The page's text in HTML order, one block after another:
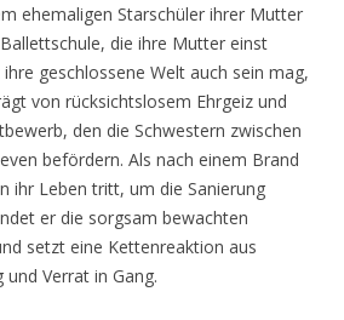
ehemaligen Starschüler ihrer Mutter
die ihre Mutter einst
geschlossene Welt auch sein mag,
von rücksichtslosem Ehrgeiz und
den die Schwestern zwischen
befördern. Als nach einem Brand
ihr Leben tritt, um die Sanierung
er die sorgsam bewachten
setzt eine Kettenreaktion aus
Verrat in Gang.